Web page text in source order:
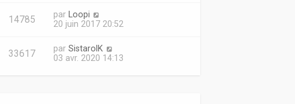
14785 par
Loopi
20 juin 2017 20:52
33617 par SistarolK
03 avr. 2020 14:13